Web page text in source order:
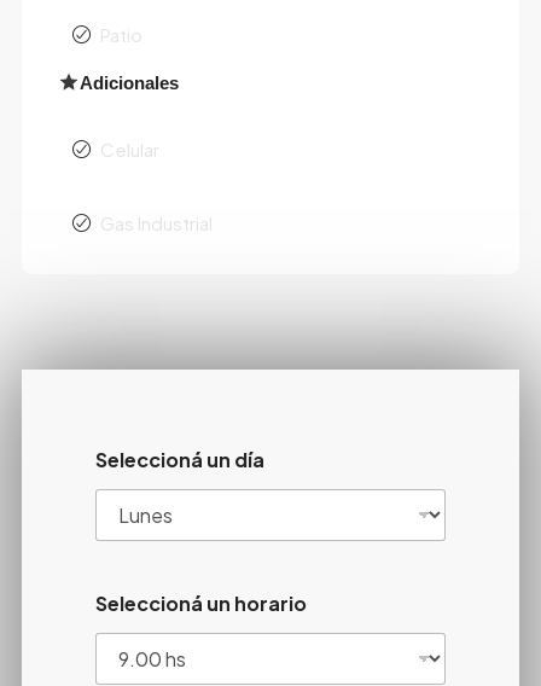
Patio
Adicionales
Celular
Gas Industrial
Seleccioná un día
Seleccioná un horario